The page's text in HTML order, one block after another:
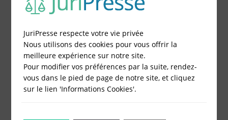
JuriPresse respecte votre vie privée
Nous utilisons des cookies pour vous offrir la
meilleure expérience sur notre site.
Pour modifier vos préférences par la suite, rendez-
vous dans le pied de page de notre site, et cliquez
sur le lien 'Informations Cookies'.